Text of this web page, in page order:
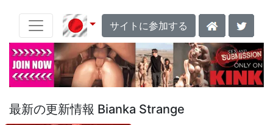
サイトに参加する
最新の更新情報 Bianka Strange